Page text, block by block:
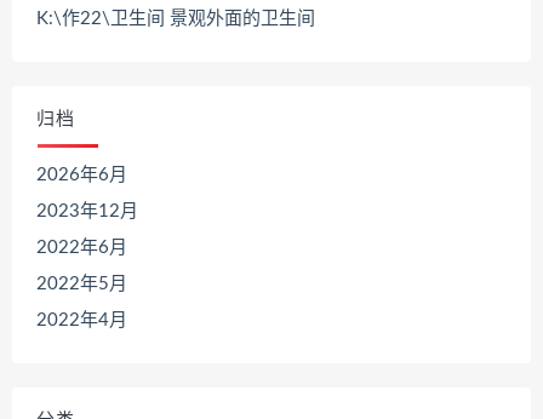
K:\作22\卫生间 景观外面的卫生间
归档
2026年6月
2023年12月
2022年6月
2022年5月
2022年4月